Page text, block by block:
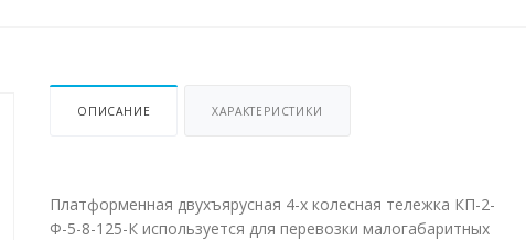
ОПИСАНИЕ ХАРАКТЕРИСТИКИ
Платформенная двухъярусная 4-х колесная тележка КП-2-
Ф-5-8-125-К используется для перевозки малогабаритных